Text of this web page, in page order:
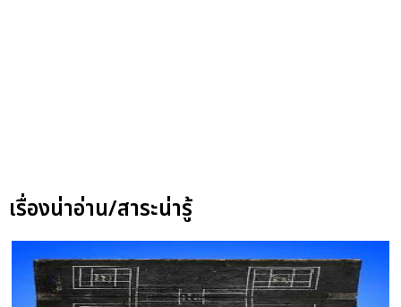
เรื่องน่าอ่าน/สาระน่ารู้